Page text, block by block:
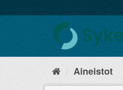
Aineistot